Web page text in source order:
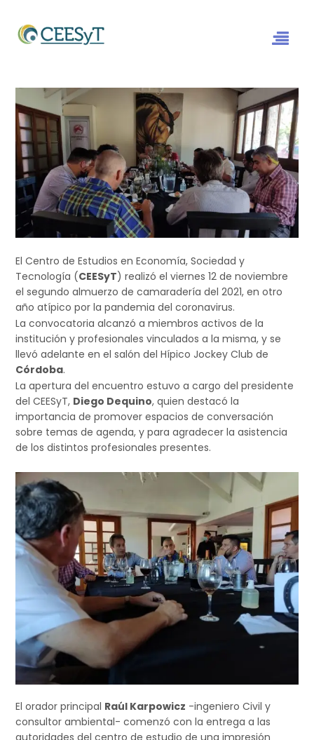
El Centro de Estudios en Economía, Sociedad y
Tecnología (CEESyT) realizó el viernes 12 de noviembre
el segundo almuerzo de camaradería del 2021, en otro
año atípico por la pandemia del coronavirus.
La convocatoria alcanzó a miembros activos de la
institución y profesionales vinculados a la misma, y se
llevó adelante en el salón del Hípico Jockey Club de
Córdoba.
La apertura del encuentro estuvo a cargo del presidente
del CEESyT, Diego Dequino, quien destacó la
importancia de promover espacios de conversación
sobre temas de agenda, y para agradecer la asistencia
de los distintos profesionales presentes.
El orador principal Raúl Karpowicz -ingeniero Civil y
consultor ambiental- comenzó con la entrega a las
autoridades del centro de estudio de una impresión